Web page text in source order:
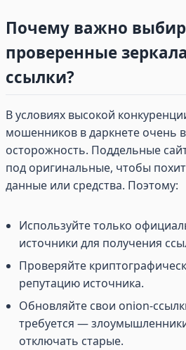
Почему важно
проверенные
ссылки?
В условиях высокой
мошенников в даркнете очень
осторожность. Поддельные
под оригинальные, чтобы
данные или средства. Поэтому:
Используйте только
источники для получения
Проверяйте
репутацию источника.
Обновляйте свои onion-
требуется —
отключать старые.